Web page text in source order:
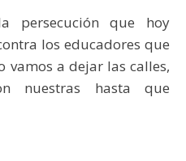
persecución que hoy
los educadores que
vamos a dejar las calles,
nuestras hasta que